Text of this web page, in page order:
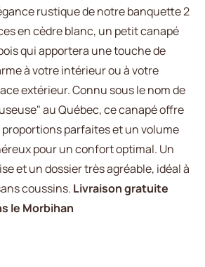
rustique de notre banquette 2
en cèdre blanc, un petit canapé
qui apportera une touche de
à votre intérieur ou à votre
extérieur. Connu sous le nom de
au Québec, ce canapé offre
proportions parfaites et un volume
pour un confort optimal. Un
et un dossier très agréable, idéal à
coussins. Livraison gratuite
le Morbihan